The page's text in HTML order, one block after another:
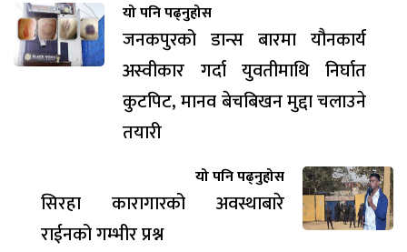
यो पनि पढ्नुहोस
जनकपुरको डान्स बारमा यौनकार्य
अस्वीकार गर्दा युवतीमाथि निर्घात
कुटपिट, मानव बेचबिखन मुद्दा चलाउने
तयारी
यो पनि पढ्नुहोस
सिरहा कारागारको अवस्थाबारे
राईनको गम्भीर प्रश्न